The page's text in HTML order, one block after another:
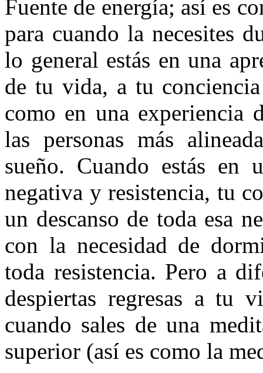
Fuente de energía; así es
para cuando la necesites
lo general estás en una
de tu vida, a tu conciencia
como en una experiencia
las personas más
sueño. Cuando estás en
negativa y resistencia, tu
un descanso de toda esa
con la necesidad de
toda resistencia. Pero a
despiertas regresas a tu
cuando sales de una
superior (así es como la